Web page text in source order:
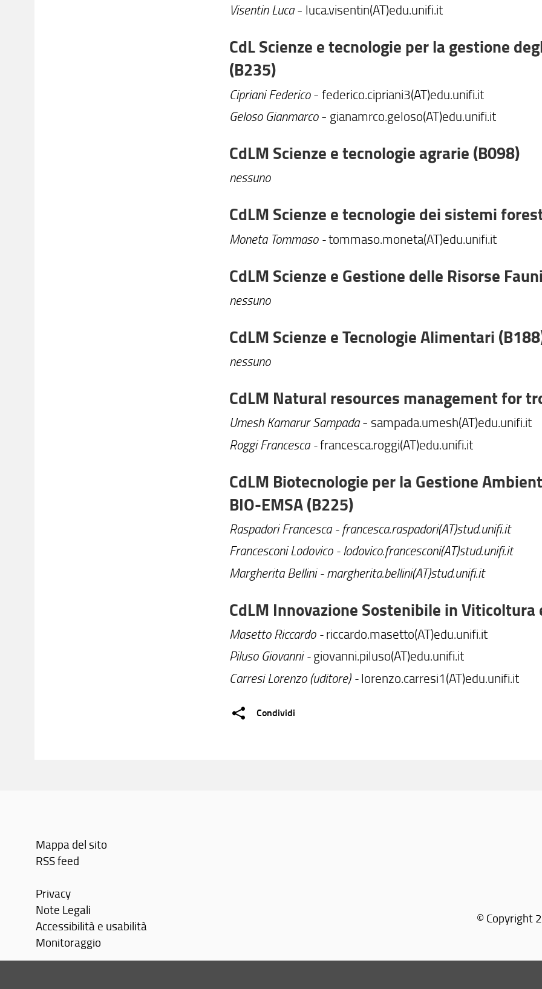
Visentin Luca- luca.visentin(AT)edu.unifi.it
CdL Scienze e tecnologie per la gestione
(B235)
Cipriani Federico- federico.cipriani3(AT)edu.unifi.it
Geloso Gianmarco- gianamrco.geloso(AT)edu.unifi.it
CdLM Scienze e tecnologie agrarie (B098)
nessuno
CdLM Scienze e tecnologie dei sistemi
Moneta Tommaso -tommaso.moneta(AT)edu.unifi.it
CdLM Scienze e Gestione delle Risorse
nessuno
CdLM Scienze e Tecnologie Alimentari
nessuno
CdLM Natural resources management for
Umesh Kamarur Sampada- sampada.umesh(AT)edu.unifi.it
Roggi Francesca -francesca.roggi(AT)edu.unifi.it
CdLM Biotecnologie per la Gestione
BIO-EMSA (B225)
Raspadori Francesca - francesca.raspadori(AT)stud.unifi.it
Francesconi Lodovico - lodovico.francesconi(AT)stud.unifi.it
Margherita Bellini - margherita.bellini(AT)stud.unifi.it
CdLM Innovazione Sostenibile in Viticoltura
Masetto Riccardo -riccardo.masetto(AT)edu.unifi.it
Piluso Giovanni -giovanni.piluso(AT)edu.unifi.it
Carresi Lorenzo (uditore) -lorenzo.carresi1(AT)edu.unifi.it
Condividi
Mappa del sito
RSS feed
Privacy
Note Legali
Accessibilità e usabilità
Monitoraggio
© Copyright